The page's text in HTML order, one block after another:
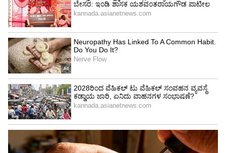
ಗೌರವ ನೀಡಬೇಕು, ಆದರೆ ಕಿರುಕುಳ ನೀಡುವವರಿಗೆ
ಕಾನೂನಿನ ಪಾಠ ಕಲಿಸಬೇಕು ಎಂದು ಸಾರ್ವಜನಿಕರು
ಒತ್ತಾಯಿಸುತ್ತಿದ್ದಾರೆ.